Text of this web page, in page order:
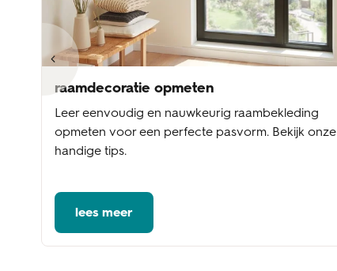
raamdecoratie opmeten
Leer eenvoudig en nauwkeurig raambekleding
opmeten voor een perfecte pasvorm. Bekijk onze
handige tips.
lees meer